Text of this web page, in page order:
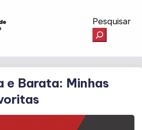
Pesquisar
e Barata: Minhas